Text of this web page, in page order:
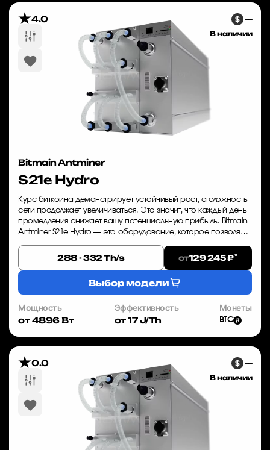
Bitmain Antminer
S21e Hydro
—
Курс биткоина демонстрирует устойчивый рост, а сложность
сети продолжает увеличиваться. Это значит, что каждый день
промедления снижает вашу потенциальную прибыль. Bitmain
Antminer S21e Hydro — это оборудование, которое позволяет
288 - 332 Th/s от129 245 ₽*
В наличии
Выбор модели
4.0
Мощность
от 4896 Вт
Эффективность
от 17 J/Th
Монеты
BTC
—
В наличии
0.0